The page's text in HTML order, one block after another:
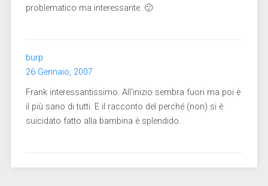
problematico ma interessante. 🙂
burp
26 Gennaio, 2007
Frank interessantissimo. All’inizio sembra fuori ma poi è
il più sano di tutti. E il racconto del perché (non) si è
suicidato fatto alla bambina è splendido.